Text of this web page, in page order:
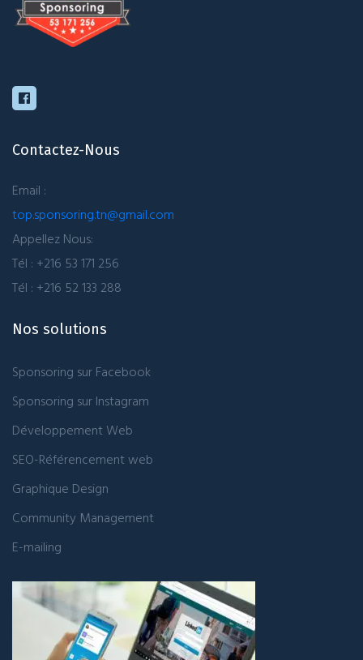
Contactez-Nous
Email :
top.sponsoring.tn@gmail.com
Appellez Nous:
Tél : +216 53 171 256
Tél : +216 52 133 288
Nos solutions
Sponsoring sur Facebook
Sponsoring sur Instagram
Développement Web
SEO-Référencement web
Graphique Design
Community Management
E-mailing